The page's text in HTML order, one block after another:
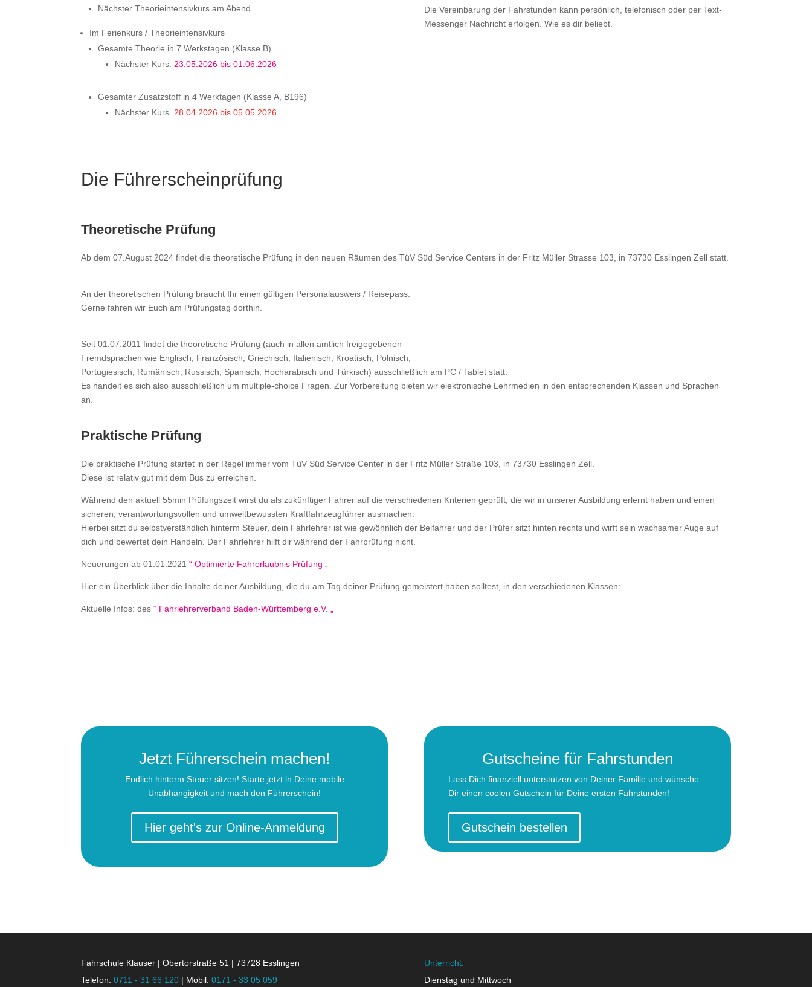
Nächster Theorieintensivkurs am Abend
Im Ferienkurs / Theorieintensivkurs
Gesamte Theorie in 7 Werkstagen (Klasse B)
Nächster Kurs: 23.05.2026 bis 01.06.2026
Gesamter Zusatzstoff in 4 Werktagen (Klasse A, B196)
Nächster Kurs 28.04.2026 bis 05.05.2026
Die Vereinbarung der Fahrstunden kann persönlich, telefonisch oder per Text-
Messenger Nachricht erfolgen. Wie es dir beliebt.
Die Führerscheinprüfung
Theoretische Prüfung
Ab dem 07.August 2024 findet die theoretische Prüfung in den neuen Räumen des TüV Süd Service Centers in der Fritz Müller Strasse 103, in 73730 Esslingen Zell statt.
An der theoretischen Prüfung braucht Ihr einen gültigen Personalausweis / Reisepass.
Gerne fahren wir Euch am Prüfungstag dorthin.
Seit 01.07.2011 findet die theoretische Prüfung (auch in allen amtlich freigegebenen
Fremdsprachen wie Englisch, Französisch, Griechisch, Italienisch, Kroatisch, Polnisch,
Portugiesisch, Rumänisch, Russisch, Spanisch, Hocharabisch und Türkisch) ausschließlich am PC / Tablet statt.
Es handelt es sich also ausschließlich um multiple-choice Fragen. Zur Vorbereitung bieten wir elektronische Lehrmedien in den entsprechenden Klassen und Sprachen
an.
Praktische Prüfung
Die praktische Prüfung startet in der Regel immer vom TüV Süd Service Center in der Fritz Müller Straße 103, in 73730 Esslingen Zell.
Diese ist relativ gut mit dem Bus zu erreichen.
Während den aktuell 55min Prüfungszeit wirst du als zukünftiger Fahrer auf die verschiedenen Kriterien geprüft, die wir in unserer Ausbildung erlernt haben und einen
sicheren, verantwortungsvollen und umweltbewussten Kraftfahrzeugführer ausmachen.
Hierbei sitzt du selbstverständlich hinterm Steuer, dein Fahrlehrer ist wie gewöhnlich der Beifahrer und der Prüfer sitzt hinten rechts und wirft sein wachsamer Auge auf
dich und bewertet dein Handeln. Der Fahrlehrer hilft dir während der Fahrprüfung nicht.
Neuerungen ab 01.01.2021“ Optimierte Fahrerlaubnis Prüfung „
Hier ein Überblick über die Inhalte deiner Ausbildung, die du am Tag deiner Prüfung gemeistert haben solltest, in den verschiedenen Klassen:
Aktuelle Infos: des“ Fahrlehrerverband Baden-Württemberg e.V. „
Jetzt Führerschein machen!
Endlich hinterm Steuer sitzen! Starte jetzt in Deine mobile
Unabhängigkeit und mach den Führerschein!
Hier geht's zur Online-Anmeldung
Gutscheine für Fahrstunden
Lass Dich finanziell unterstützen von Deiner Familie und wünsche
Dir einen coolen Gutschein für Deine ersten Fahrstunden!
Gutschein bestellen
Fahrschule Klauser | Obertorstraße 51 | 73728 Esslingen
Telefon:0711 - 31 66 120 | Mobil:0171 - 33 05 059
Unterricht:
Dienstag und Mittwoch